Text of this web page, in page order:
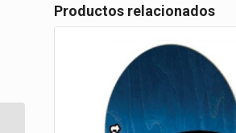
Productos relacionados